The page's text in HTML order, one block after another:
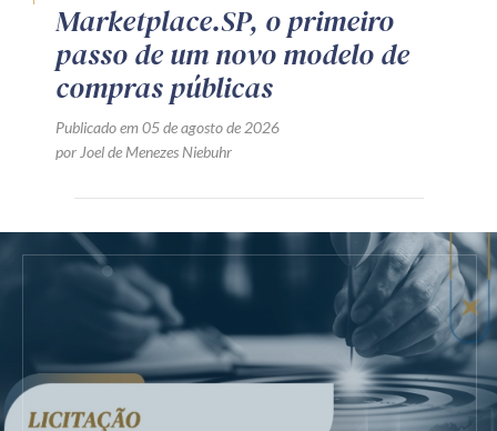
Marketplace.SP, o primeiro
passo de um novo modelo de
compras públicas
Publicado em 05 de agosto de 2026
por Joel de Menezes Niebuhr